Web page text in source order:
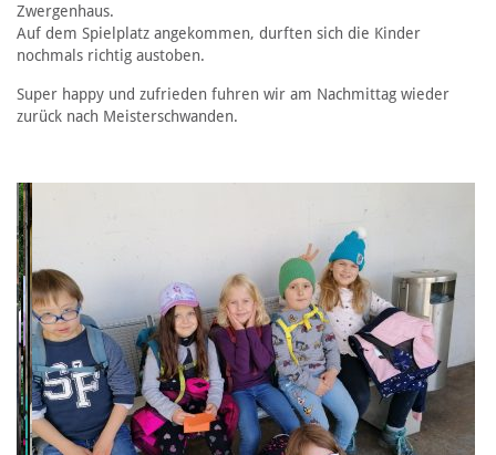
Zwergenhaus.
Auf dem Spielplatz angekommen, durften sich die Kinder
nochmals richtig austoben.
Super happy und zufrieden fuhren wir am Nachmittag wieder
zurück nach Meisterschwanden.